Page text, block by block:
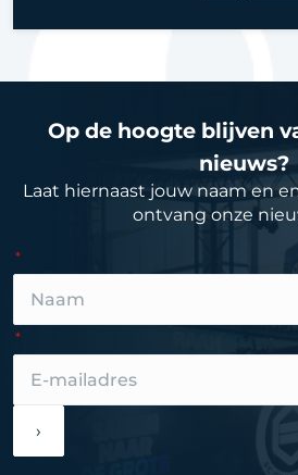
Op de hoogte blijven
nieuws?
Laat hiernaast jouw naam en
ontvang onze
›